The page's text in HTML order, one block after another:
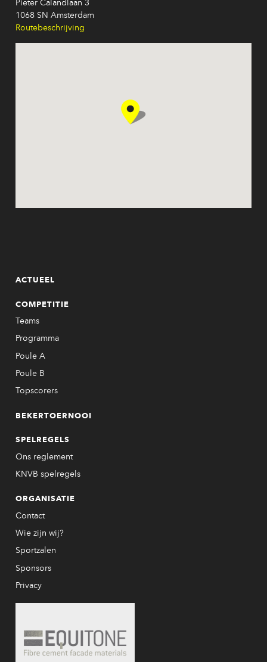
Pieter Calandlaan 3
1068 SN Amsterdam
Routebeschrijving
ACTUEEL
COMPETITIE
Teams
Programma
Poule A
Poule B
Topscorers
BEKERTOERNOOI
SPELREGELS
Ons reglement
KNVB spelregels
ORGANISATIE
Contact
Wie zijn wij?
Sportzalen
Sponsors
Privacy